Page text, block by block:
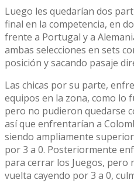
Luego les quedarían dos
final en la competencia, en
frente a Portugal y a
ambas selecciones en sets
posición y sacando pasaje
Las chicas por su parte,
equipos en la zona, como lo
pero no pudieron quedarse
así que enfrentarían a
siendo ampliamente
por 3 a 0. Posteriormente
para cerrar los Juegos,
vuelta cayendo por 3 a 0,